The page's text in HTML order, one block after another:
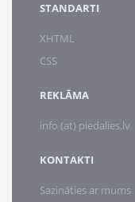
STANDARTI
XHTML
CSS
REKLĀMA
info (at) piedalies.lv
KONTAKTI
Sazināties ar mums